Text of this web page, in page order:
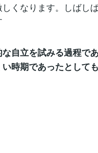
くなります。しばし
自立を試みる過程で
時期であったとして